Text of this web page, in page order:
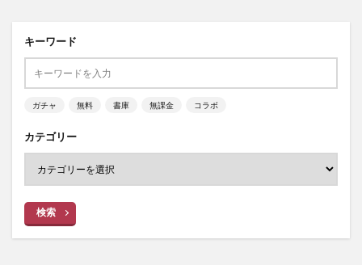
キーワード
ガチャ 無料 書庫 無課金 コラボ
カテゴリー
検索